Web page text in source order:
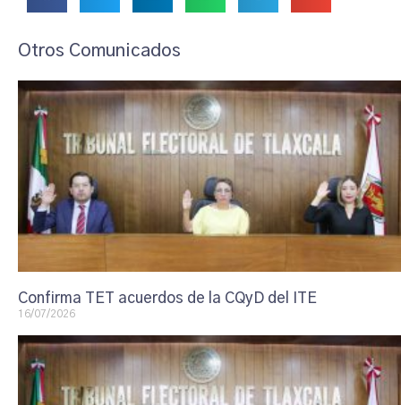
Otros Comunicados
Confirma TET acuerdos de la CQyD del ITE
16/07/2026